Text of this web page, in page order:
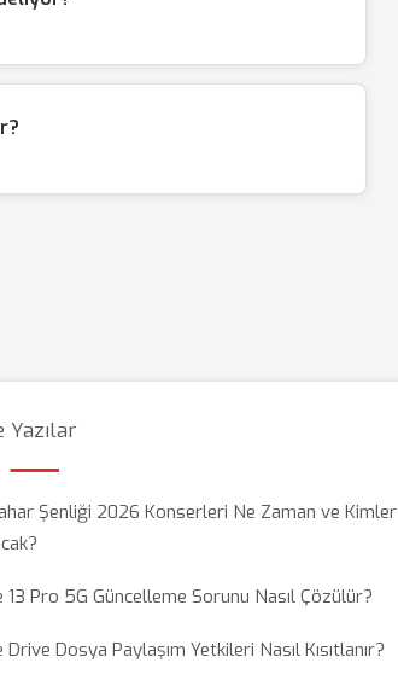
Yazılar
Şenliği 2026 Konserleri Ne Zaman ve Kimler
13 Pro 5G Güncelleme Sorunu Nasıl Çözülür?
Dosya Paylaşım Yetkileri Nasıl Kısıtlanır?